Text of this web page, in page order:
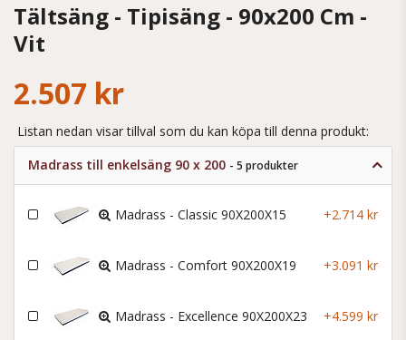
Tältsäng - Tipisäng - 90x200 Cm -
Vit
2.507 kr
Listan nedan visar tillval som du kan köpa till denna produkt:
Madrass till enkelsäng 90 x 200 - 5 produkter
Madrass - Classic 90X200X15 +2.714 kr
Madrass - Comfort 90X200X19 +3.091 kr
Madrass - Excellence 90X200X23 +4.599 kr